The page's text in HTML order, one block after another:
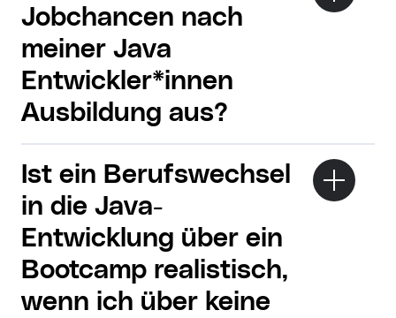
Jobchancen nach
meiner Java
Entwickler*innen
Ausbildung aus?
Ist ein Berufswechsel
in die Java-
Entwicklung über ein
Bootcamp realistisch,
wenn ich über keine